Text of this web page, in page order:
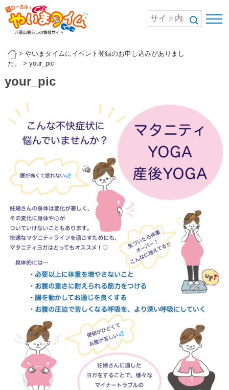
> やいまタイムにイベント登録のお申し込みがありまし
た。
> your_pic
your_pic